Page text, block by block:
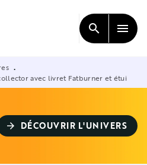
CONTENU
search menu
•
avec livret Fatburner et étui
arrow_forward DÉCOUVRIR L'UNIVERS